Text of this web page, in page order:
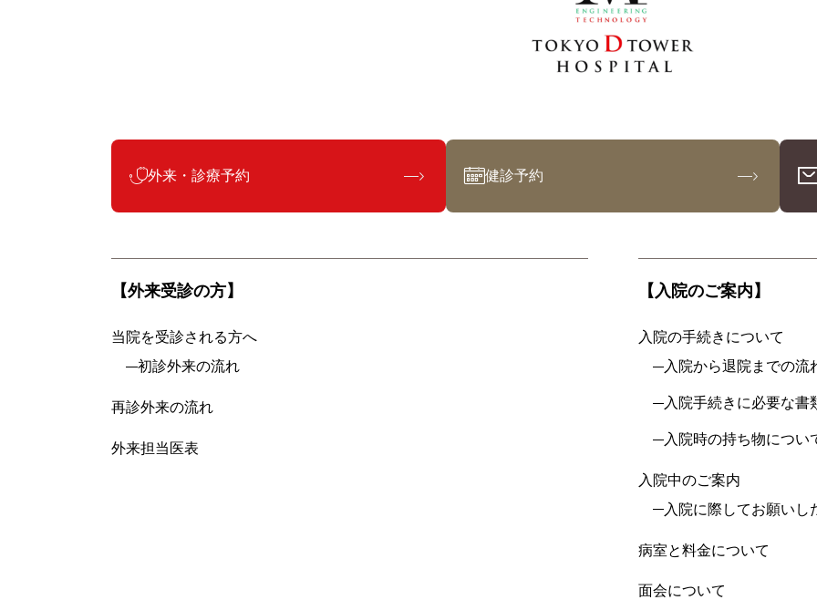
外来・診療予約 健診予約
【外来受診の方】
当院を受診される方へ
初診外来の流れ
再診外来の流れ
外来担当医表
【入院のご案内】
入院の手続きについて
入院から退院までの流
入院手続きに必要な書
入院時の持ち物につい
入院中のご案内
入院に際してお願いし
病室と料金について
面会について